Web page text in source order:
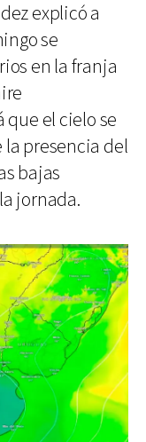
explicó a
se
en la franja
el cielo se
presencia del
bajas
jornada.